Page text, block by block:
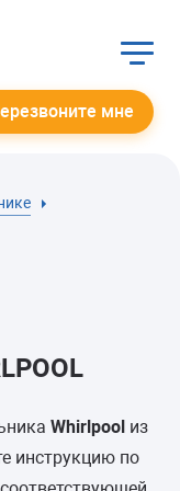
мне
Whirlpool из
инструкцию по